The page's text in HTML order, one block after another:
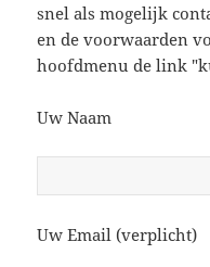
snel als mogelijk
en de voorwaarden
hoofdmenu de link
Uw Naam
Uw Email (verplicht)